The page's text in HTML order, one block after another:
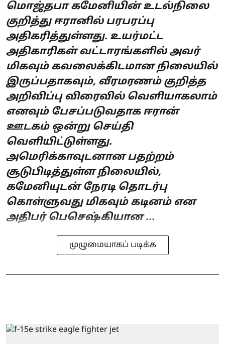
மொஜ்தபா கமேனியின் உடல்நிலை
குறித்து ஈரானில் பரபரப்பு
அதிகரித்துள்ளது. உயர்மட்ட
அதிகாரிகள் வட்டாரங்களில் அவர்
மிகவும் கவலைக்கிடமான நிலையில்
இருப்பதாகவும், வீரமரணம் குறித்த
அறிவிப்பு விரைவில் வெளியாகலாம்
எனவும் பேசப்படுவதாக ஈரான்
ஊடகம் ஒன்று செய்தி
வெளியிட்டுள்ளது.
அமெரிக்காவுடனான பதற்றம்
சூடுபிடித்துள்ள நிலையில்,
கமேனியுடன் நேரடி தொடர்பு
கொள்ளுவது மிகவும் கடினம் என
அதிபர் பெசெஷ்கியான ...
முழுமையாகப் படிக்க